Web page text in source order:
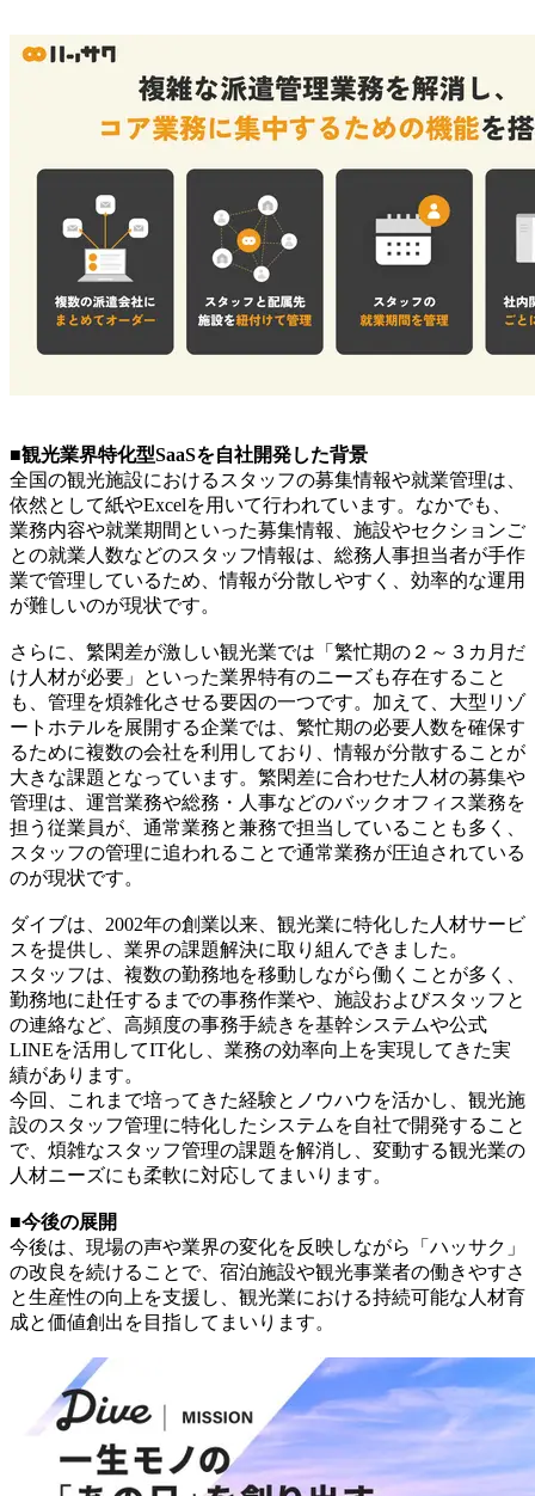
■観光業界特化型SaaSを自社開発した背景
全国の観光施設におけるスタッフの募集情報や就業管理は、
依然として紙やExcelを用いて行われています。なかでも、
業務内容や就業期間といった募集情報、施設やセクションご
との就業人数などのスタッフ情報は、総務人事担当者が手作
業で管理しているため、情報が分散しやすく、効率的な運用
が難しいのが現状です。
さらに、繁閑差が激しい観光業では「繁忙期の２～３カ月だ
け人材が必要」といった業界特有のニーズも存在すること
も、管理を煩雑化させる要因の一つです。加えて、大型リゾ
ートホテルを展開する企業では、繁忙期の必要人数を確保す
るために複数の会社を利用しており、情報が分散することが
大きな課題となっています。繁閑差に合わせた人材の募集や
管理は、運営業務や総務・人事などのバックオフィス業務を
担う従業員が、通常業務と兼務で担当していることも多く、
スタッフの管理に追われることで通常業務が圧迫されている
のが現状です。
ダイブは、2002年の創業以来、観光業に特化した人材サービ
スを提供し、業界の課題解決に取り組んできました。
スタッフは、複数の勤務地を移動しながら働くことが多く、
勤務地に赴任するまでの事務作業や、施設およびスタッフと
の連絡など、高頻度の事務手続きを基幹システムや公式
LINEを活用してIT化し、業務の効率向上を実現してきた実
績があります。
今回、これまで培ってきた経験とノウハウを活かし、観光施
設のスタッフ管理に特化したシステムを自社で開発すること
で、煩雑なスタッフ管理の課題を解消し、変動する観光業の
人材ニーズにも柔軟に対応してまいります。
■今後の展開
今後は、現場の声や業界の変化を反映しながら「ハッサク」
の改良を続けることで、宿泊施設や観光事業者の働きやすさ
と生産性の向上を支援し、観光業における持続可能な人材育
成と価値創出を目指してまいります。